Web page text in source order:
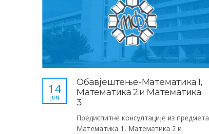
Обавјештење-Математика 1,
Математика 2 и Математика
3
14
JUN
Предиспитне консултације из предмета
Математика 1, Математика 2 и